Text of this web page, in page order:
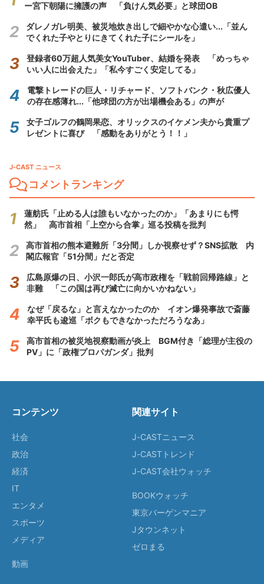
ー宮下朝陽に擁護の声 「負けん気必要」と球団OB
ダレノガレ明美、被災地炊き出しで細やかな心遣い...「並ん
でくれた子やとりにきてくれた子にシールを」
登録者60万超人気美女YouTuber、結婚を発表 「めっちゃ
いい人に出会えた」「私今すごく安定してる」
電撃トレードの巨人・リチャード、ソフトバンク・秋広優人
の存在感薄れ...「他球団の方が出場機会ある」の声が
女子ゴルフの鶴岡果恋、オリックスのイケメン夫から貴重プ
レゼントに喜び 「感動をありがとう！！」
J-CAST ニュース
コメントランキング
蓮舫氏「止める人は誰もいなかったのか」「あまりにも愕
然」 高市首相「上空から合掌」巡る投稿を批判
高市首相の熊本避難所「3分間」しか視察せず？SNS拡散 内
閣広報官「51分間」だと否定
広島原爆の日、小沢一郎氏が高市政権を「戦前回帰路線」と
非難 「この国は再び滅亡に向かいかねない」
なぜ「戻るな」と言えなかったのか イオン爆発事故で斎藤
幸平氏も逡巡「ボクもできなかっただろうなあ」
高市首相の被災地視察動画が炎上 BGM付き「総理が主役の
PV」に「政権プロパガンダ」批判
コンテンツ
社会
政治
経済
IT
エンタメ
スポーツ
メディア
動画
関連サイト
J-CASTニュース
J-CASTトレンド
J-CAST会社ウォッチ
BOOKウォッチ
東京バーゲンマニア
Jタウンネット
ゼロまる